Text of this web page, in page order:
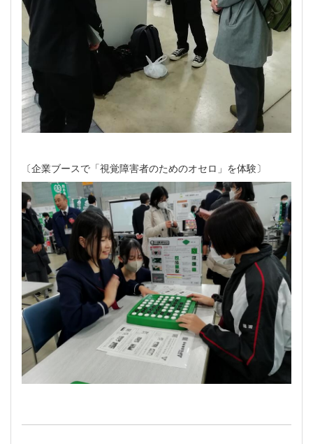
〔企業ブースで「視覚障害者のためのオセロ」を体験〕